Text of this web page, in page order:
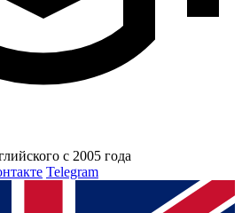
с 2005 года
Telegram